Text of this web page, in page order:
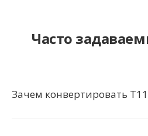
Часто
Зачем конвертировать T11